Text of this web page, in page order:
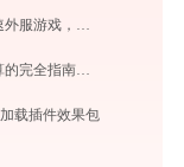
小黑盒加速器使用指南：从下载安装到加速外服游戏，免费版够用吗
电脑计算器怎么用？从日常计算到科学运算的完全指南（附隐藏功能）
载插件效果包